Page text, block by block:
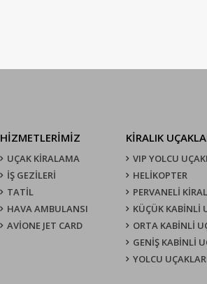
HİZMETLERİMİZ
UÇAK KIRALAMA
İŞ GEZİLERİ
TATİL
HAVA AMBULANSI
AVİONE JET CARD
KIRALIK
VIP YOLCU
HELİKOPTER
PERVANELİ
KÜÇÜK KABİNLİ
ORTA KABİNLİ
GENİŞ KABİNLİ
YOLCU